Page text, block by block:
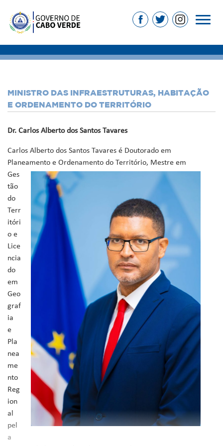
MINISTRO DAS INFRAESTRUTURAS, HABITAÇÃO
E ORDENAMENTO DO TERRITÓRIO
Dr. Carlos Alberto dos Santos Tavares
Carlos Alberto dos Santos Tavares é Doutorado em
Planeamento e Ordenamento do Território, Mestre em
Ges
tão
do
Terr
itóri
o e
Lice
ncia
do
em
Geo
graf
ia
e
Pla
nea
me
nto
Reg
ion
al
pel
a